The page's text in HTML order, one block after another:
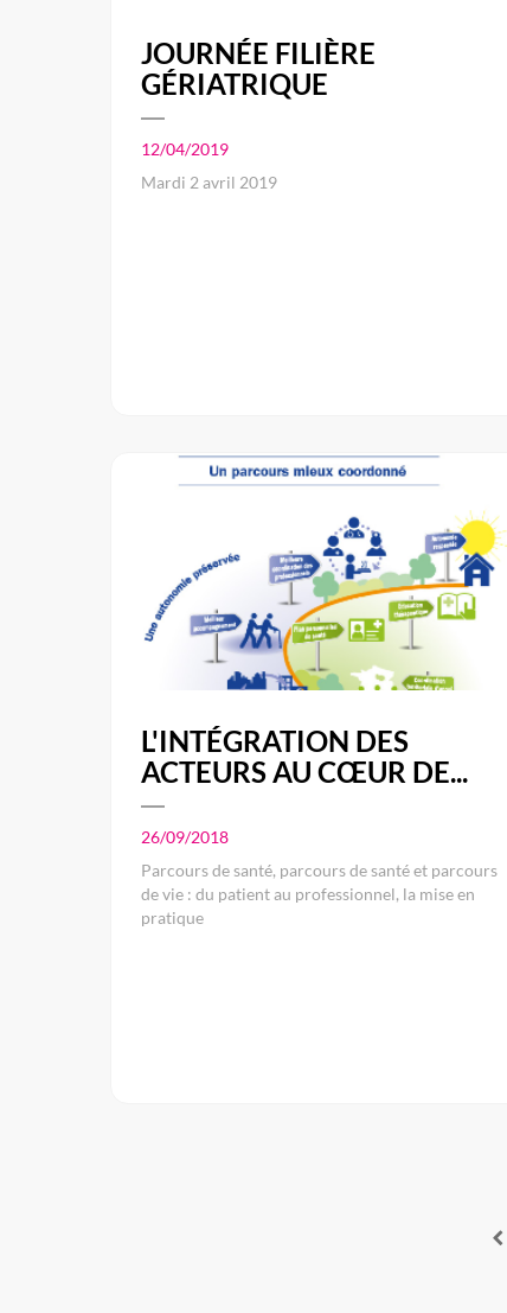
JOURNÉE FILIÈRE
GÉRIATRIQUE
12/04/2019
Mardi 2 avril 2019
L'INTÉGRATION DES
ACTEURS AU CŒUR DE...
26/09/2018
Parcours de santé, parcours de santé et parcours
de vie : du patient au professionnel, la mise en
pratique